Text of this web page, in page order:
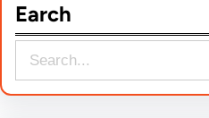
Earch
e